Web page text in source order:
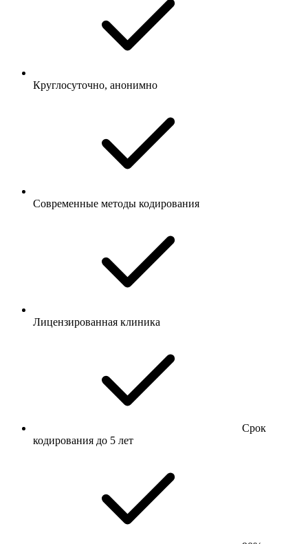
Круглосуточно, анонимно
Современные методы кодирования
Лицензированная клиника
Срок
кодирования до 5 лет